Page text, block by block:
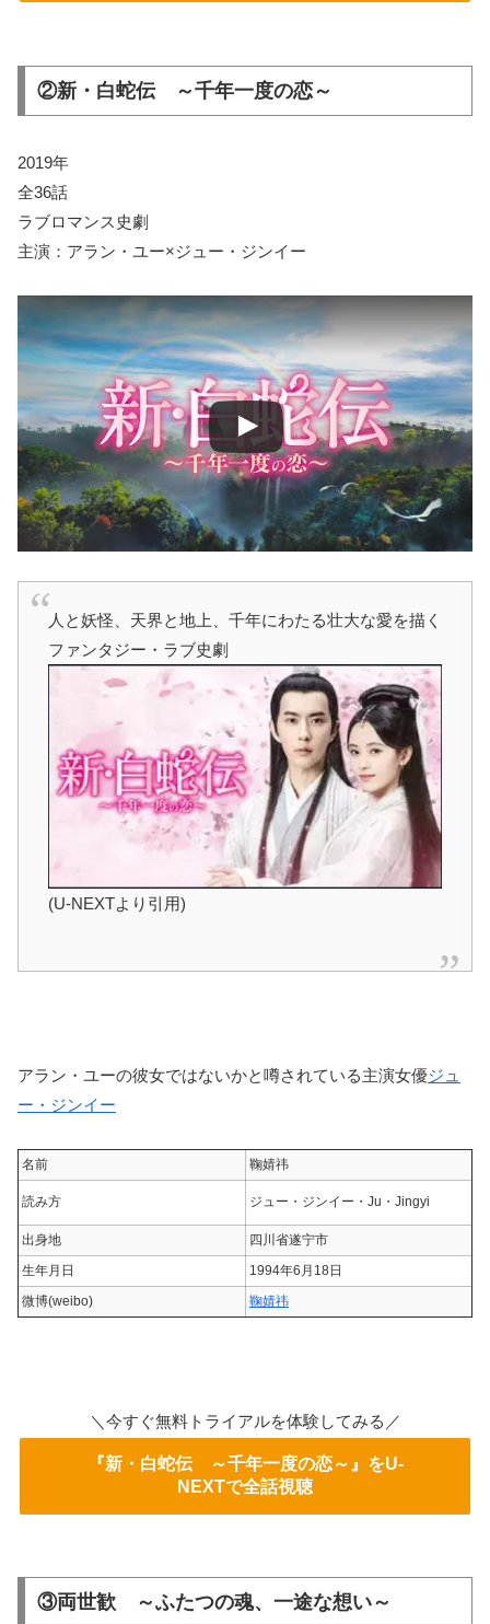
②新・白蛇伝 ～千年一度の恋～
2019年
全36話
ラブロマンス史劇
主演：アラン・ユー×ジュー・ジンイー
人と妖怪、天界と地上、千年にわたる壮大な愛を描く
ファンタジー・ラブ史劇
(U-NEXTより引用)
アラン・ユーの彼女ではないかと噂されている主演女優ジュ
ー・ジンイー
名前 鞠婧祎
読み方 ジュー・ジンイー・Ju・Jingyi
出身地
四川省遂宁市
生年月日
1994年6月18日
微博(weibo)
鞠婧祎
＼今すぐ無料トライアルを体験してみる／
『新・白蛇伝 ～千年一度の恋～』をU-
NEXTで全話視聴
③両世歓 ～ふたつの魂、一途な想い～